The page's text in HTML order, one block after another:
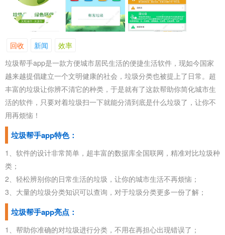
回收 新闻
效率
垃圾帮手app是一款方便城市居民生活的便捷生活软件，现如今国家
越来越提倡建立一个文明健康的社会，垃圾分类也被提上了日常。超
丰富的垃圾让你辨不清它的种类，于是就有了这款帮助你简化城市生
活的软件，只要对着垃圾扫一下就能分清到底是什么垃圾了，让你不
用再烦恼！
垃圾帮手app特色：
1、软件的设计非常简单，超丰富的数据库全国联网，精准对比垃圾种
类；
2、轻松辨别你的日常生活的垃圾，让你的城市生活不再烦恼；
3、大量的垃圾分类知识可以查询，对于垃圾分类更多一份了解；
垃圾帮手app亮点：
1、帮助你准确的对垃圾进行分类，不用在再担心出现错误了；